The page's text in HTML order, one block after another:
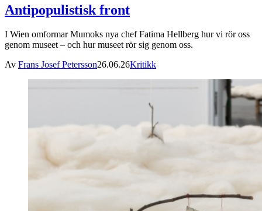
Antipopulistisk front
I Wien omformar Mumoks nya chef Fatima Hellberg hur vi rör oss
genom museet – och hur museet rör sig genom oss.
Av Frans Josef Petersson26.06.26Kritikk